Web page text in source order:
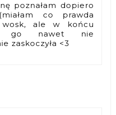
poznałam dopiero
co prawda
wosk, ale w końcu
go nawet nie
zaskoczyła <3